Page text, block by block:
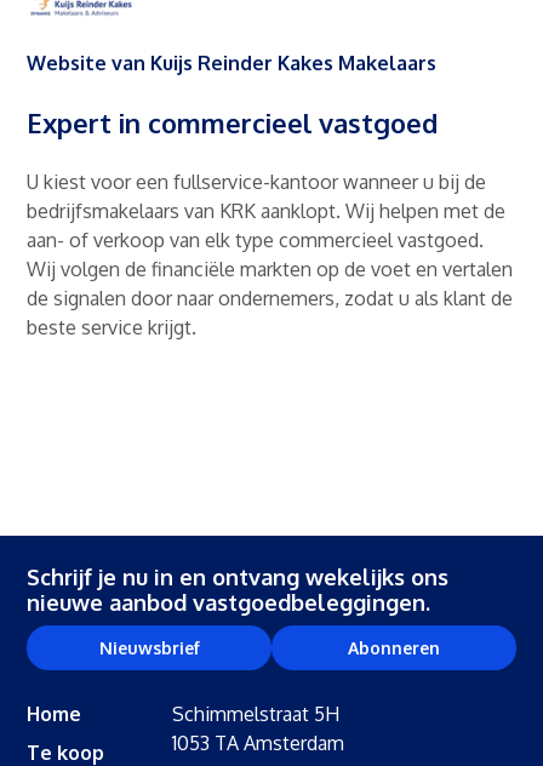
Website van Kuijs Reinder Kakes Makelaars
Expert in commercieel vastgoed
U kiest voor een fullservice-kantoor wanneer u bij de
bedrijfsmakelaars van KRK aanklopt. Wij helpen met de
aan- of verkoop van elk type commercieel vastgoed.
Wij volgen de financiële markten op de voet en vertalen
de signalen door naar ondernemers, zodat u als klant de
beste service krijgt.
Schrijf je nu in en ontvang wekelijks ons
nieuwe aanbod vastgoedbeleggingen.
Nieuwsbrief Abonneren
Home
Te koop
Schimmelstraat 5H
1053 TA Amsterdam